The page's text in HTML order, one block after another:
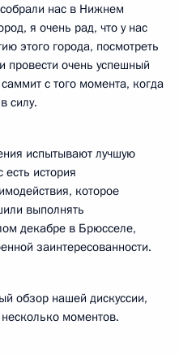
нас в Нижнем
я очень рад, что у нас
этого города, посмотреть
провести очень успешный
с того момента, когда
силу.
испытывают лучшую
история
которое
выполнять
декабре в Брюсселе,
заинтересованности.
обзор нашей дискуссии,
моментов.